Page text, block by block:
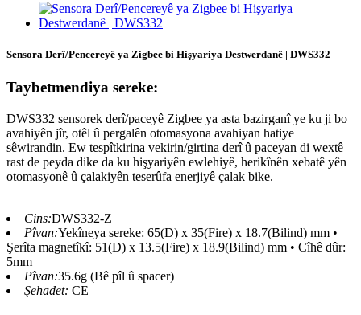
Sensora Derî/Pencereyê ya Zigbee bi Hişyariya Destwerdanê | DWS332
Taybetmendiya sereke:
DWS332 sensorek derî/paceyê Zigbee ya asta bazirganî ye ku ji bo
avahiyên jîr, otêl û pergalên otomasyona avahiyan hatiye
sêwirandin. Ew tespîtkirina vekirin/girtina derî û paceyan di wextê
rast de peyda dike da ku hişyariyên ewlehiyê, herikînên xebatê yên
otomasyonê û çalakiyên teserûfa enerjiyê çalak bike.
Cins:DWS332-Z
Pîvan:Yekîneya sereke: 65(D) x 35(Fire) x 18.7(Bilind) mm •
Şerîta magnetîkî: 51(D) x 13.5(Fire) x 18.9(Bilind) mm • Cîhê dûr:
5mm
Pîvan:35.6g (Bê pîl û spacer)
Şehadet: CE